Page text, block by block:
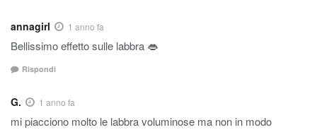
annagirl 1 anno fa
Bellissimo effetto sulle labbra 👄
Rispondi
G. 1 anno fa
mi piacciono molto le labbra voluminose ma non in modo